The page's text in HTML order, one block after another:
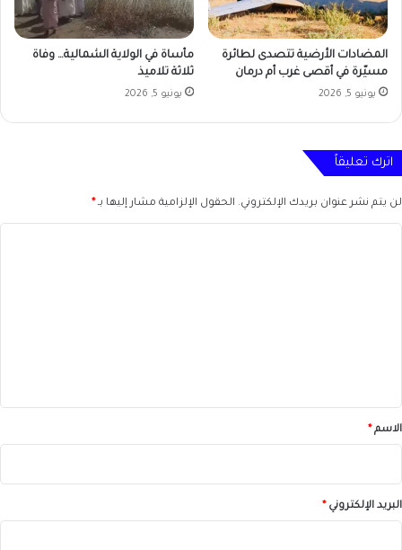
المضادات الأرضية تتصدى لطائرة
مسيّرة في أقصى غرب أم درمان
يونيو 5, 2026
مأساة في الولاية الشمالية… وفاة
ثلاثة تلاميذ
يونيو 5, 2026
اترك تعليقاً
لن يتم نشر عنوان بريدك الإلكتروني. الحقول الإلزامية مشار إليها بـ*
*الاسم*
البريد الإلكتروني*